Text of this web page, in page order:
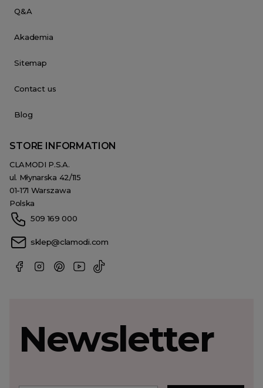
Q&A
Akademia
Sitemap
Contact us
Blog
STORE INFORMATION
CLAMODI P.S.A.
ul. Młynarska 42/115
01-171 Warszawa
Polska
509 169 000
sklep@clamodi.com
Newsletter